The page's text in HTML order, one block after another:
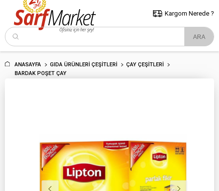
5000 TL ve Üzeri Alışverişlerde İstanbul İçi Kargo Bedava!
ve Trakya İçin Tıklayın..
Kargom Nerede ?
ANASAYFA GIDA ÜRÜNLERI ÇEŞITLERI
ÇAY ÇEŞITLERI
BARDAK POŞET ÇAY